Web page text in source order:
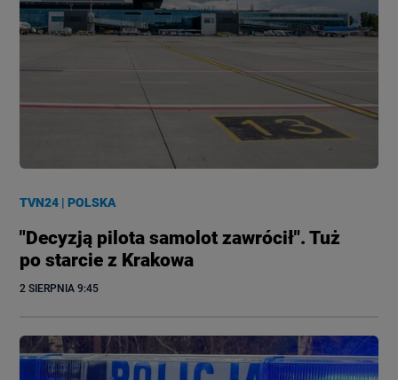
TVN24 |POLSKA
"Decyzją pilota samolot zawrócił". Tuż
po starcie z Krakowa
2 SIERPNIA 9:45